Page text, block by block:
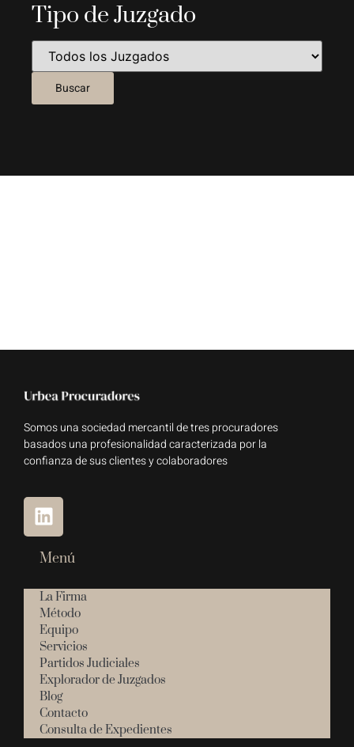
Tipo de Juzgado
Somos una sociedad mercantil de tres procuradores
basados una profesionalidad caracterizada por la
confianza de sus clientes y colaboradores
Menú
La Firma
Método
Equipo
Servicios
Partidos Judiciales
Explorador de Juzgados
Blog
Contacto
Consulta de Expedientes